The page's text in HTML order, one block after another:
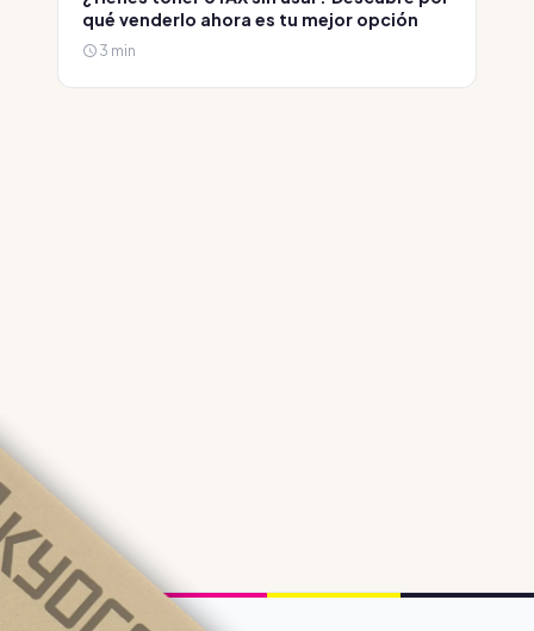
qué venderlo ahora es tu mejor opción
3 min